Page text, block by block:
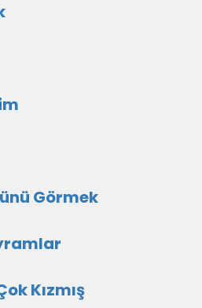
Görmek
Kızmış